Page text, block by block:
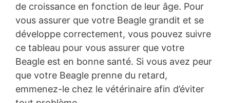
de croissance en fonction de leur âge. Pour
vous assurer que votre Beagle grandit et se
développe correctement, vous pouvez suivre
ce tableau pour vous assurer que votre
Beagle est en bonne santé. Si vous avez peur
que votre Beagle prenne du retard,
emmenez-le chez le vétérinaire afin d’éviter